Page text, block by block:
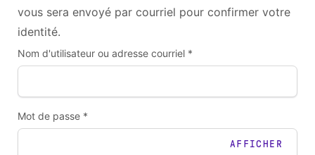
vous sera envoyé par courriel pour confirmer votre
identité.
Nom d'utilisateur ou adresse courriel *
Mot de passe *
AFFICHER